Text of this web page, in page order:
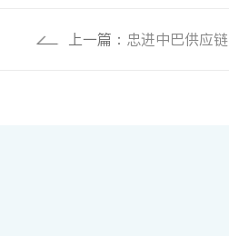
上一篇： 忠进中巴供应链